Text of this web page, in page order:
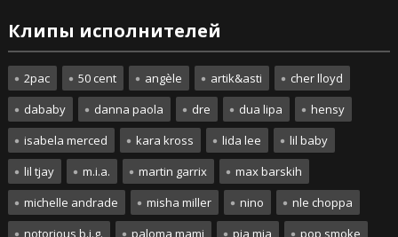
Клипы исполнителей
2pac 50 cent angèle artik&asti
cher lloyd
dababy
danna paola dre dua lipa
hensy
isabela merced
kara kross lida lee
lil baby
lil tjay
m.i.a. martin garrix
max barskih
michelle andrade
misha miller nino
nle choppa
notorious b.i.g.
paloma mami pia mia pop smoke